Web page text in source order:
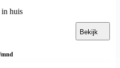
60 Ultra
Pro XL
in huis
Bekijk
mnd